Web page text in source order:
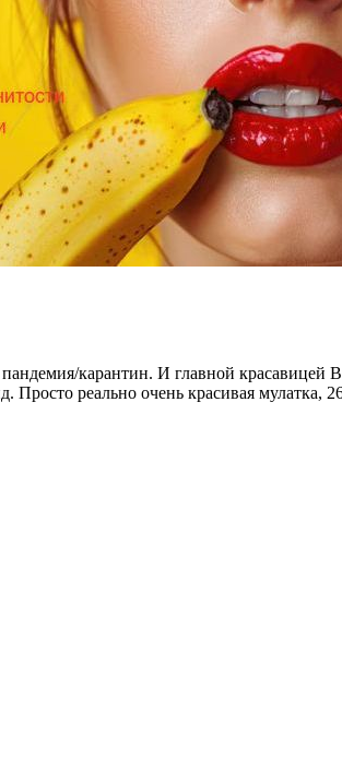
карантин. И главной
реально очень красивая мулатка,